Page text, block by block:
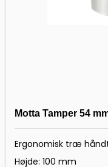
Motta Tamper 54
Ergonomisk træ
Højde: 100 mm